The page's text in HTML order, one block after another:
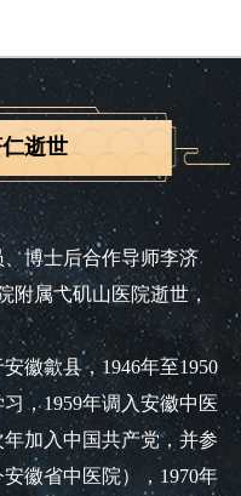
逝世
博士后合作导师李济
附属弋矶山医院逝世，
徽歙县，1946年至1950
，1959年调入安徽中医
加入中国共产党，并参
徽省中医院），1970年